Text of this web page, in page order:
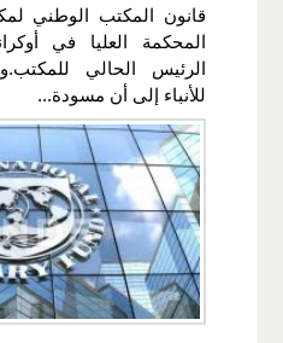
قانون المكتب الوطني
المحكمة العليا في
الرئيس الحالي
للأنباء إلى أن مسودة...